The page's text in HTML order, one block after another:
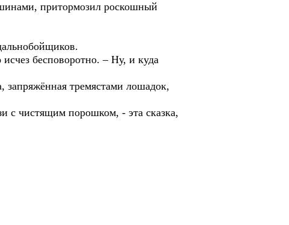
притормозил роскошный
бесповоротно. – Ну, и куда
тремястами лошадок,
с чистящим порошком, - эта сказка,